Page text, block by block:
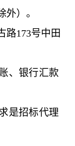
）。
路173号中田
、银行汇款
是招标代理